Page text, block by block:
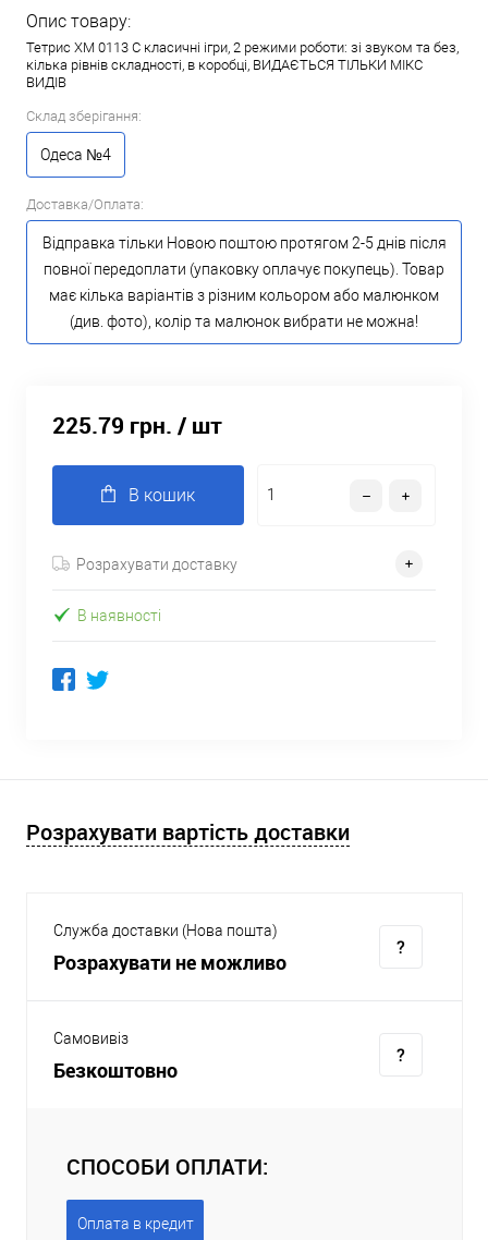
Опис товару:
Тетрис XM 0113 C класичні ігри, 2 режими роботи: зі звуком та без,
кілька рівнів складності, в коробці, ВИДАЄТЬСЯ ТІЛЬКИ МІКС
ВИДІВ
Склад зберігання:
Одеса №4
Доставка/Оплата:
Відправка тільки Новою поштою протягом 2-5 днів після
повної передоплати (упаковку оплачує покупець). Товар
має кілька варіантів з різним кольором або малюнком
(див. фото), колір та малюнок вибрати не можна!
225.79 грн. / шт
В кошик
Розрахувати доставку
В наявності
Розрахувати вартість доставки
Служба доставки (Нова пошта)
Розрахувати не можливо
Самовивіз
Безкоштовно
СПОСОБИ ОПЛАТИ:
Оплата в кредит